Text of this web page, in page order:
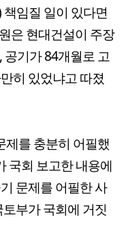
임질 일이 있다면
은 현대건설이 주장
공기가 84개월로 고
히 있었냐고 따졌
제를 충분히 어필했
국회 보고한 내용에
문제를 어필한 사
부가 국회에 거짓